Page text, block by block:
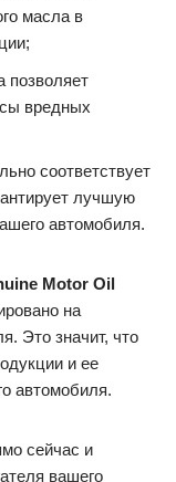
масла в
позволяет
вредных
соответствует
лучшую
автомобиля.
Motor Oil
на
Это значит, что
и ее
автомобиля.
сейчас и
вашего